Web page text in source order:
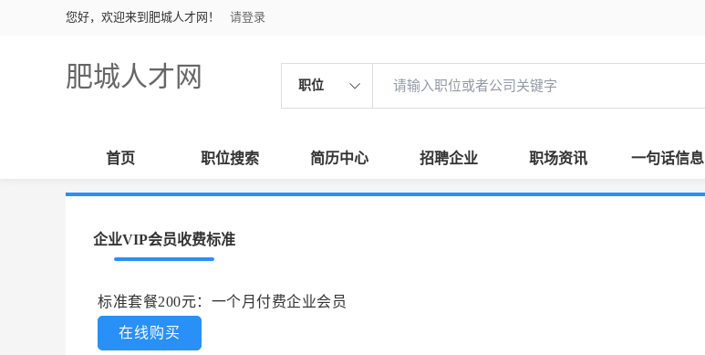
您好，欢迎来到肥城人才网！ 请登录
肥城人才网 职位
首页 职位搜索 简历中心 招聘企业 职场资讯 一句话信息
企业VIP会员收费标准
标准套餐200元：一个月付费企业会员
在线购买